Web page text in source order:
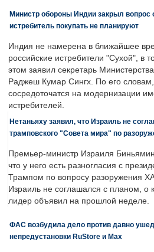
Министр обороны Индии закрыл вопрос
истребитель покупать не планируют
Индия не намерена в ближайшее
российские истребители "Сухой", в
этом заявил секретарь
Раджеш Кумар Сингх. По его словам,
сосредоточатся на модернизации
истребителей.
Нетаньяху заявил, что Израиль не
трамповского "Совета мира" по
Премьер-министр Израиля
что у него есть разногласия с
Трампом по вопросу разоружения
Израиль не соглашался с планом, о
лидер объявил на прошлой неделе.
ФАС возбудила дело против давно
непредустановки RuStore и Max